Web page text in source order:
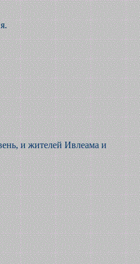
и жителей Ивлеама и